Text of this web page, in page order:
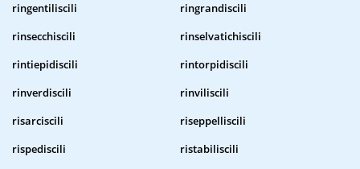
ringentiliscili
ringrandiscili
rinsecchiscili
rinselvatichiscili
rintiepidiscili
rintorpidiscili
rinverdiscili
rinviliscili
risarciscili
riseppelliscili
rispediscili
ristabiliscili